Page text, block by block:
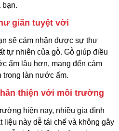
bạn.
giãn tuyệt vời
sẽ cảm nhận được sự thư
tự nhiên của gỗ. Gỗ giúp điều
ấm lâu hơn, mang đến cảm
trong làn nước ấm.
thiện với môi trường
hiện nay, nhiều gia đình
liệu này dễ tái chế và không gây